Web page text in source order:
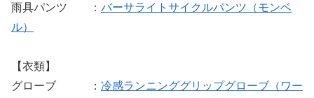
雨具パンツ ： バーサライトサイクルパンツ（モンベ
ル）
【衣類】
グローブ ： 冷感ランニンググリップグローブ（ワー